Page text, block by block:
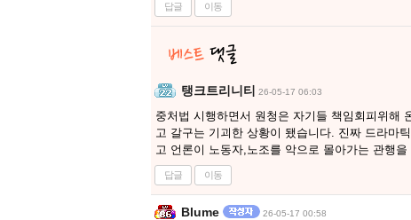
답글 이동
탱크트리니티 26-05-17 06:03
중처법 시행하면서 원청은 자기들 책임회피위해
고 갈구는 기괴한 상황이 됐습니다. 진짜 드라마
고 언론이 노동자,노조를 악으로 몰아가는 관행
답글 이동
Blume 26-05-17 00:58